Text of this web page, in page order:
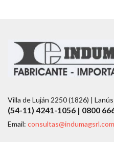
Villa de Luján 2250 (1826) |
(54-11) 4241-1056 | 0800
Email: